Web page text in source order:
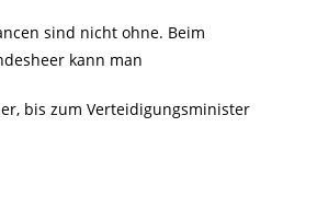
sind nicht ohne. Beim
kann man
bis zum Verteidigungsminister